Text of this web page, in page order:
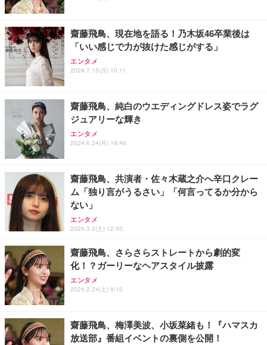
6KHz 音量調節対応
【HIFI音質】iphone イヤホンジャック ライトニン
グ イヤホン 変換 MFI認証 4極 内蔵DAC 遅延なし 音
量調節/音楽
寝ホン 睡眠用イヤホン 寝ながら 痛くない 超軽量2.8
g ASMR推薦 ワイヤレス Bluetooth6.1 柔軟性高 安
眠 仕事 ブルー
齋藤飛鳥、現在地を語る！乃木坂46卒業後は
「いい感じで力が抜けた感じがする」
エンタメ
2024.7.15(月) 10:11
齋藤飛鳥、純白のウエディングドレス姿でラグ
ジュアリーな輝き
エンタメ
2024.6.24(月) 19:46
齋藤飛鳥、共演者・佐々木蔵之介へ辛口クレー
ム「独り言がうるさい」「何言ってるか分から
ない」
エンタメ
2024.3.2(土) 12:50
齋藤飛鳥、さらさらストレートから劇的変
化！？ガーリーなヘアスタイル披露
エンタメ
2024.2.24(土) 9:10
齋藤飛鳥、梅澤美波、小坂菜緒も！『ハマスカ
放送部』番組イベントの裏側を公開！